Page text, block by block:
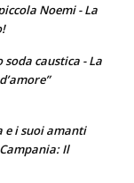
Noemi - La
caustica - La
e i suoi amanti
Il